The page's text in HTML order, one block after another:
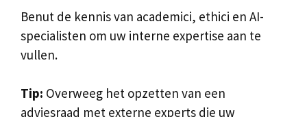
Benut de kennis van academici, ethici en AI-
specialisten om uw interne expertise aan te
vullen.
Tip: Overweeg het opzetten van een
adviesraad met externe experts die uw